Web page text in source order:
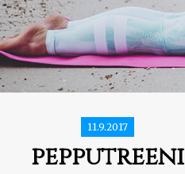
11.9.2017
pepputreeni